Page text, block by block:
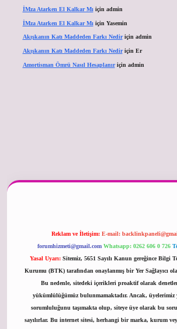
İMza Atarken El Kalkar Mıiçin admin
İMza Atarken El Kalkar Mıiçin Yasemin
Akışkanın Katı Maddeden Farkı Nediriçin admin
Akışkanın Katı Maddeden Farkı Nediriçin Er
Amortisman Ömrü Nasıl Hesaplanıriçin admin
Reklam ve İletişim: E-mail:
forumhizmeti@gmail.com Whatsapp: 0262 606 0 726
Yasal Uyarı: Sitemiz, 5651 Sayılı Kanun gereğince Bilgi
Kurumu (BTK) tarafından onaylanmış bir Yer Sağlayıcı
Bu nedenle, sitedeki içerikleri proaktif olarak
yükümlülüğümüz bulunmamaktadır. Ancak, üyelerimiz
sorumluluğunu taşımakta olup, siteye üye olarak bu
sayılırlar. Bu internet sitesi, herhangi bir marka, kurum